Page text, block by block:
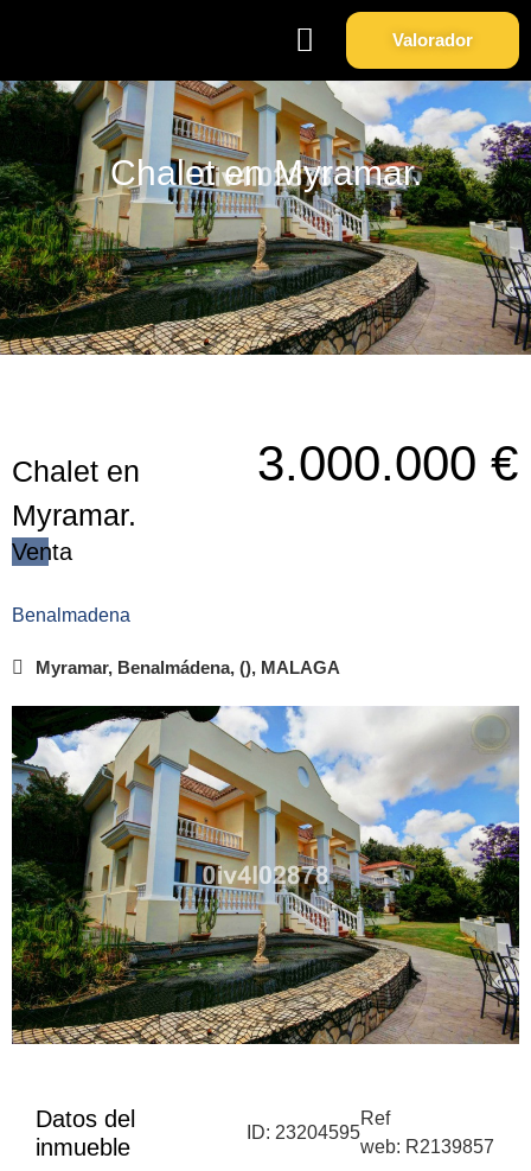
Valorador
Chalet en Myramar.
Chalet en
Myramar.
3.000.000 €
Venta
Benalmadena
Myramar, Benalmádena, (), MALAGA
Datos del
inmueble
ID: 23204595
Ref
web: R2139857